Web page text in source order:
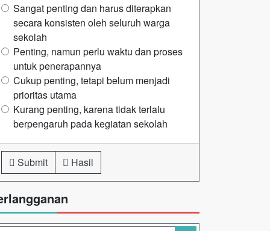
Sangat penting dan harus diterapkan
secara konsisten oleh seluruh warga
sekolah
Penting, namun perlu waktu dan proses
untuk penerapannya
Cukup penting, tetapi belum menjadi
prioritas utama
Kurang penting, karena tidak terlalu
berpengaruh pada kegiatan sekolah
Submit Hasil